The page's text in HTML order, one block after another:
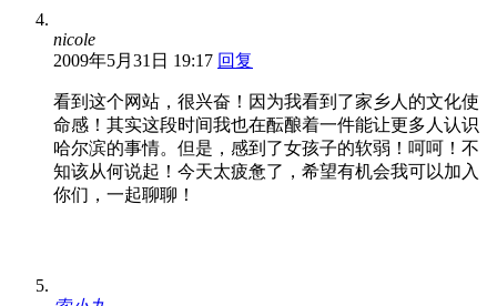
nicole
2009年5月31日 19:17 回复
看到这个网站，很兴奋！因为我看到了家乡人的文化使
命感！其实这段时间我也在酝酿着一件能让更多人认识
哈尔滨的事情。但是，感到了女孩子的软弱！呵呵！不
知该从何说起！今天太疲惫了，希望有机会我可以加入
你们，一起聊聊！